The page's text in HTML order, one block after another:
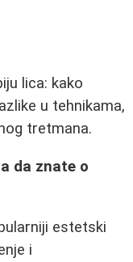
lica: kako
u tehnikama,
tretmana.
da znate o
estetski
i